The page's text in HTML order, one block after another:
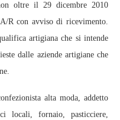
oltre il 29 dicembre 2010
A/R con avviso di ricevimento.
artigiana che si intende
dalle aziende artigiane che
alta moda, addetto
locali, fornaio, pasticciere,